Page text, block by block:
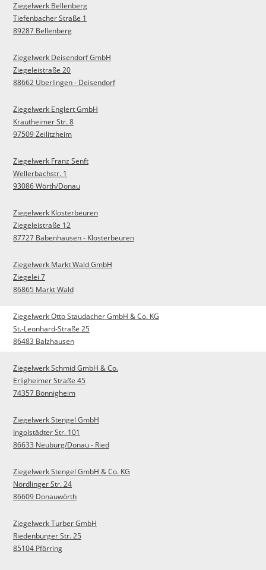
Ziegelwerk Bellenberg
Tiefenbacher Straße 1
89287 Bellenberg
Ziegelwerk Deisendorf GmbH
Ziegeleistraße 20
88662 Überlingen - Deisendorf
Ziegelwerk Englert GmbH
Krautheimer Str. 8
97509 Zeilitzheim
Ziegelwerk Franz Senft
Wellerbachstr. 1
93086 Wörth/Donau
Ziegelwerk Klosterbeuren
Ziegeleistraße 12
87727 Babenhausen - Klosterbeuren
Ziegelwerk Markt Wald GmbH
Ziegelei 7
86865 Markt Wald
Ziegelwerk Otto Staudacher GmbH & Co. KG
St.-Leonhard-Straße 25
86483 Balzhausen
Ziegelwerk Schmid GmbH & Co.
Erligheimer Straße 45
74357 Bönnigheim
Ziegelwerk Stengel GmbH
Ingolstädter Str. 101
86633 Neuburg/Donau - Ried
Ziegelwerk Stengel GmbH & Co. KG
Nördlinger Str. 24
86609 Donauwörth
Ziegelwerk Turber GmbH
Riedenburger Str. 25
85104 Pförring